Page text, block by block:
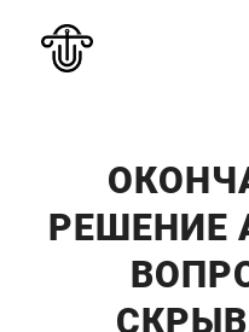
РЕШЕНИЕ